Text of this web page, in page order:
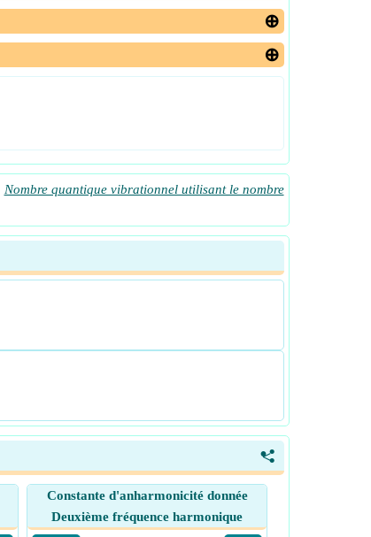
Nombre quantique vibrationnel utilisant le nombre
<
Constante d'anharmonicité donnée
Deuxième fréquence harmonique